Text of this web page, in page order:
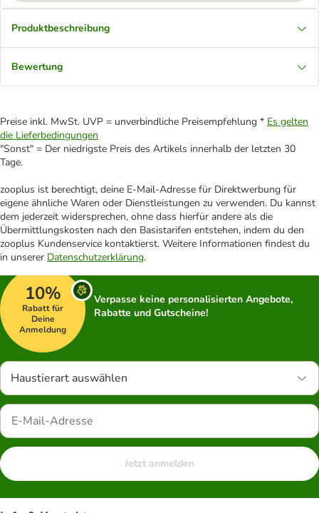
Produktbeschreibung
Bewertung
Preise inkl. MwSt. UVP = unverbindliche Preisempfehlung * Es gelten
die Lieferbedingungen
"Sonst" = Der niedrigste Preis des Artikels innerhalb der letzten 30
Tage.
zooplus ist berechtigt, deine E-Mail-Adresse für Direktwerbung für
eigene ähnliche Waren oder Dienstleistungen zu verwenden. Du kannst
dem jederzeit widersprechen, ohne dass hierfür andere als die
Übermittlungskosten nach den Basistarifen entstehen, indem du den
zooplus Kundenservice kontaktierst. Weitere Informationen findest du
in unserer Datenschutzerklärung.
10%
Rabatt für
Deine
Anmeldung
Verpasse keine personalisierten Angebote,
Rabatte und Gutscheine!
Haustierart auswählen
Jetzt anmelden